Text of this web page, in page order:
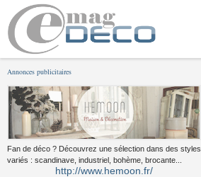
Annonces publicitaires
Fan de déco ? Découvrez une sélection dans des styles
variés : scandinave, industriel, bohème, brocante...
http://www.hemoon.fr/